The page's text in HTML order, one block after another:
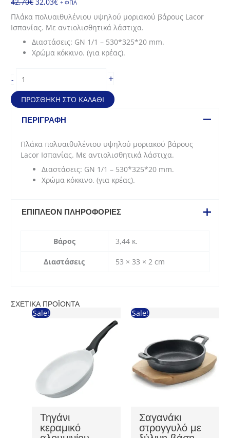
price
was:
42,70€.
τρέχουσα
τιμή
είναι:
32,03€.
+ ΦΠΑ
Πλάκα πολυαιθυλένιου υψηλού μοριακού βάρους Lacor
Ισπανίας. Με αντιολισθητικά λάστιχα.
Διαστάσεις: GN 1/1 – 530*325*20 mm.
Χρώμα κόκκινο. (για κρέας).
-
κοπής
από
πολυαιθυλένιο
για
cm/
GN1/1)
ποσότητα
+
ΠΡΟΣΘΉΚΗ ΣΤΟ ΚΑΛΆΘΙ
ΠΕΡΙΓΡΑΦΉ
Πλάκα πολυαιθυλένιου υψηλού μοριακού βάρους
Lacor Ισπανίας. Με αντιολισθητικά λάστιχα.
Διαστάσεις: GN 1/1 – 530*325*20 mm.
Χρώμα κόκκινο. (για κρέας).
ΕΠΙΠΛΈΟΝ ΠΛΗΡΟΦΟΡΊΕΣ
Βάρος 3,44 κ.
Διαστάσεις 53 × 33 × 2 cm
ΣΧΕΤΙΚΆ ΠΡΟΪΌΝΤΑ
Sale!
Τηγάνι
κεραμικό
Sale!
Σαγανάκι
στρογγυλό με